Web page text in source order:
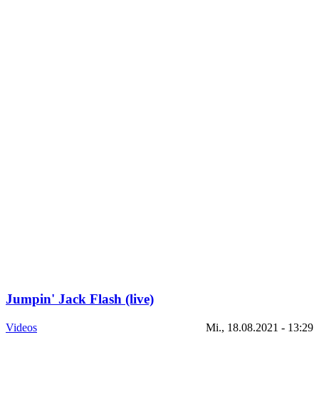
Jumpin' Jack Flash (live)
Videos Mi., 18.08.2021 - 13:29